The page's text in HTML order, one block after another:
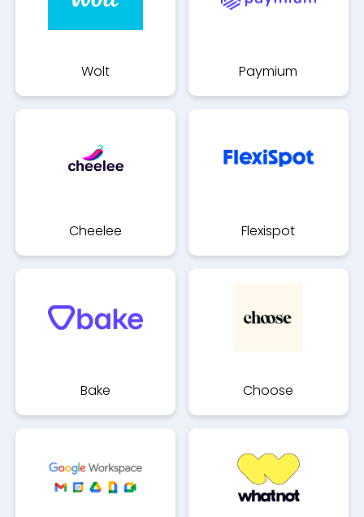
Wolt Paymium
Cheelee Flexispot
Bake Choose